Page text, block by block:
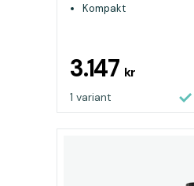
Kompakt
3.147 kr
1 variant